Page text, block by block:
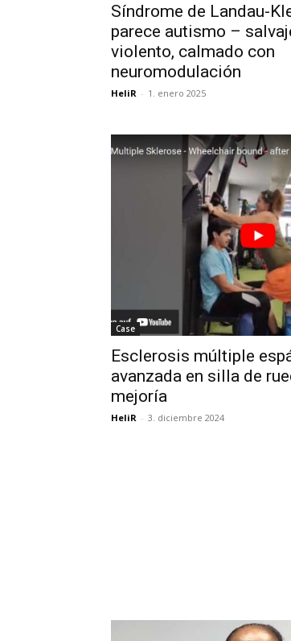
Síndrome de Landau-
parece autismo –
violento, calmado con
neuromodulación
HeliR - 1. enero 2025
Case
Esclerosis múltiple
avanzada en silla de
mejoría
HeliR - 3. diciembre 2024